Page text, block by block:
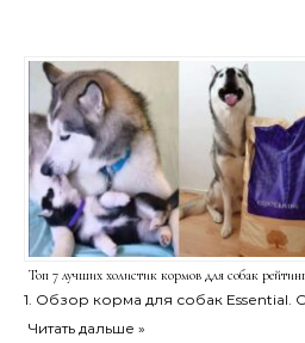
Топ 7 лучших холистик кормов для собак
1. Обзор корма для собак Essential.
Читать дальше »